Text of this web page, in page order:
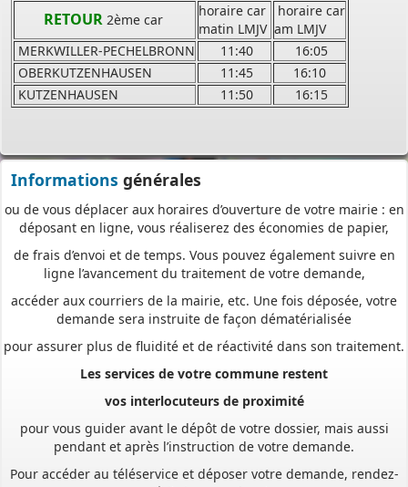
RETOUR 2ème car
horaire car
matin LMJV
horaire car
am LMJV
MERKWILLER-PECHELBRONN
11:40
16:05
OBERKUTZENHAUSEN
11:45
16:10
KUTZENHAUSEN
11:50 16:15
Informations générales
comme aux professionnels,
poursaisir et déposer toutes les pièces de votre dossier
directement en ligne,
à tout moment et où que vous soyez, dans le cadre d’une
démarche simplifiée.
ou de vous déplacer aux horaires d’ouverture de votre mairie : en
déposant en ligne, vous réaliserez des économies de papier,
de frais d’envoi et de temps. Vous pouvez également suivre en
ligne l’avancement du traitement de votre demande,
accéder aux courriers de la mairie, etc. Une fois déposée, votre
demande sera instruite de façon dématérialisée
pour assurer plus de fluidité et de réactivité dans son traitement.
Les services de votre commune restent
pour vous guider avant le dépôt de votre dossier, mais aussi
pendant et après l’instruction de votre demande.
Pour accéder au téléservice et déposer votre demande, rendez-
vous à l’adresse suivante :